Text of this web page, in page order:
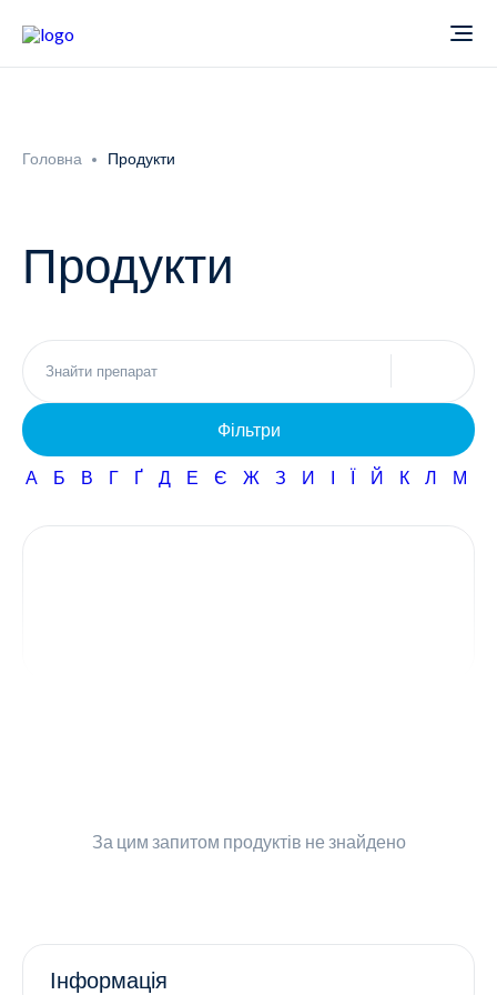
Новини
Неврологія
Всі продукти
Фармаконагляд
Кар'єра
Головна Продукти
Продукти
Фільтри
А Б В Г Ґ Д Е Є Ж З И І Ї Й К Л М
За цим запитом продуктів не знайдено
Інформація